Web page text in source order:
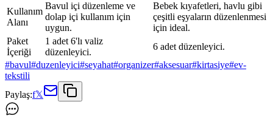
Kullanım
Alanı
Bavul içi düzenleme ve
dolap içi kullanım için
uygun.
Bebek kıyafetleri, havlu gibi
çeşitli eşyaların düzenlenmesi
için ideal.
Paket
İçeriği
1 adet 6'lı valiz
düzenleyici.
6 adet düzenleyici.
#bavul#duzenleyici#seyahat#organizer#aksesuar#kirtasiye#ev-
tekstili
Paylaş:f𝕏